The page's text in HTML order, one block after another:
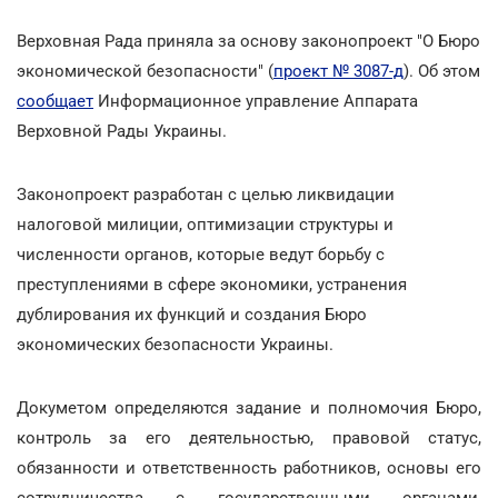
Верховная Рада приняла за основу законопроект "О Бюро
экономической безопасности" (проект № 3087-д). Об этом
сообщает Информационное управление Аппарата
Верховной Рады Украины.
Законопроект разработан с целью ликвидации
налоговой милиции, оптимизации структуры и
численности органов, которые ведут борьбу с
преступлениями в сфере экономики, устранения
дублирования их функций и создания Бюро
экономических безопасности Украины.
Докуметом определяются задание и полномочия Бюро,
контроль за его деятельностью, правовой статус,
обязанности и ответственность работников, основы его